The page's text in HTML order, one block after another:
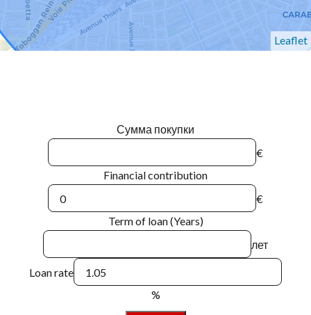
Leaflet
Сумма покупки
€
Financial contribution
€
Term of loan (Years)
лет
Loan rate
%